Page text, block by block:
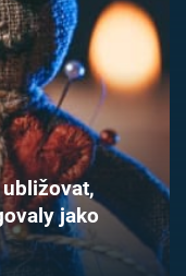
jako